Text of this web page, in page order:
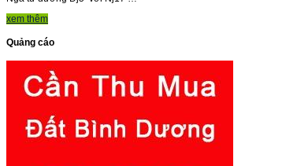
xem thêm
Quảng cáo